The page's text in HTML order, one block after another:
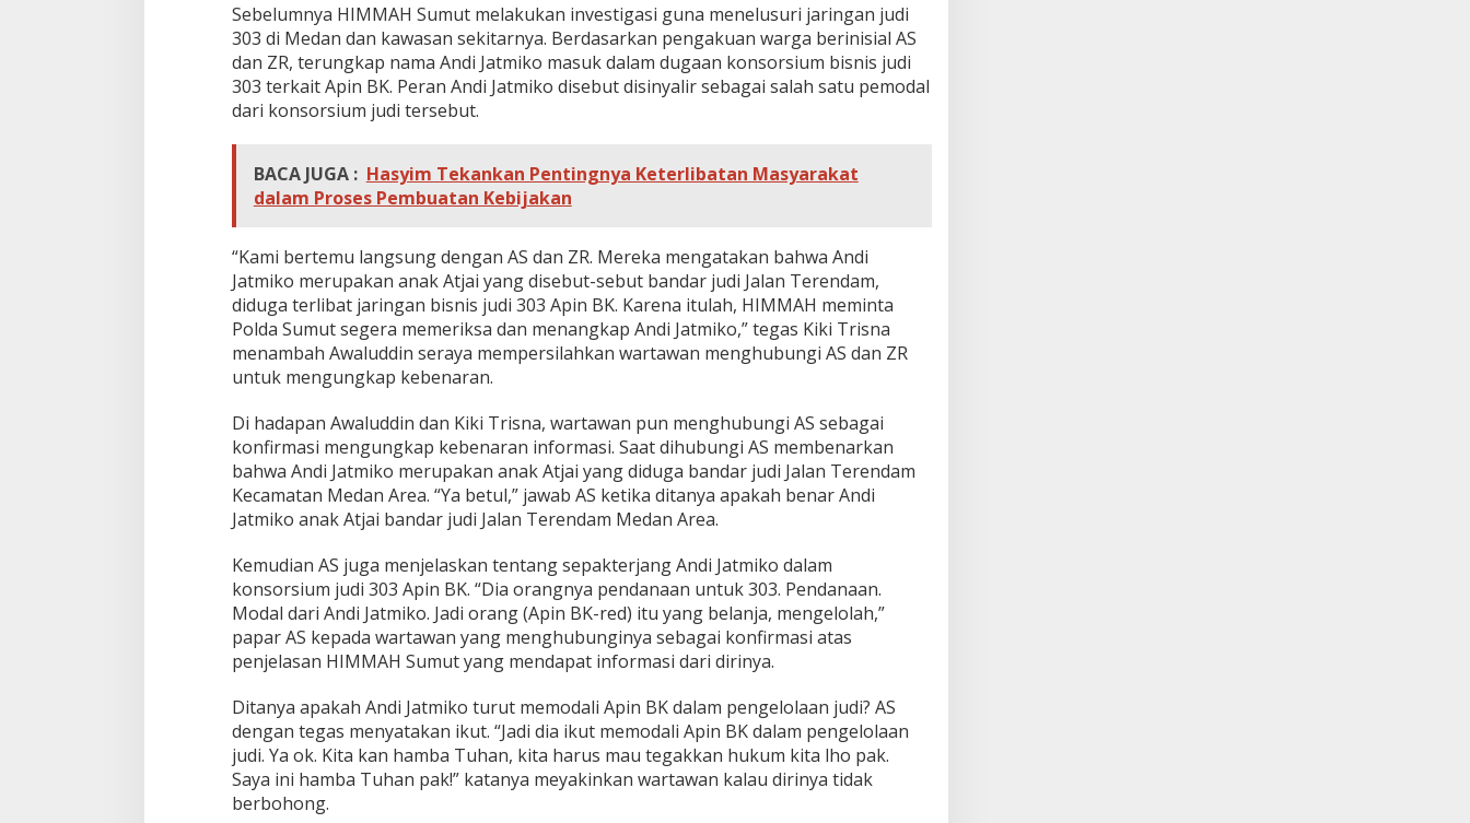
Sebelumnya HIMMAH Sumut melakukan investigasi guna menelusuri jaringan judi
303 di Medan dan kawasan sekitarnya. Berdasarkan pengakuan warga berinisial AS
dan ZR, terungkap nama Andi Jatmiko masuk dalam dugaan konsorsium bisnis judi
303 terkait Apin BK. Peran Andi Jatmiko disebut disinyalir sebagai salah satu pemodal
dari konsorsium judi tersebut.
BACA JUGA : Hasyim Tekankan Pentingnya Keterlibatan Masyarakat
dalam Proses Pembuatan Kebijakan
“Kami bertemu langsung dengan AS dan ZR. Mereka mengatakan bahwa Andi
Jatmiko merupakan anak Atjai yang disebut-sebut bandar judi Jalan Terendam,
diduga terlibat jaringan bisnis judi 303 Apin BK. Karena itulah, HIMMAH meminta
Polda Sumut segera memeriksa dan menangkap Andi Jatmiko,” tegas Kiki Trisna
menambah Awaluddin seraya mempersilahkan wartawan menghubungi AS dan ZR
untuk mengungkap kebenaran.
Di hadapan Awaluddin dan Kiki Trisna, wartawan pun menghubungi AS sebagai
konfirmasi mengungkap kebenaran informasi. Saat dihubungi AS membenarkan
bahwa Andi Jatmiko merupakan anak Atjai yang diduga bandar judi Jalan Terendam
Kecamatan Medan Area. “Ya betul,” jawab AS ketika ditanya apakah benar Andi
Jatmiko anak Atjai bandar judi Jalan Terendam Medan Area.
Kemudian AS juga menjelaskan tentang sepakterjang Andi Jatmiko dalam
konsorsium judi 303 Apin BK. “Dia orangnya pendanaan untuk 303. Pendanaan.
Modal dari Andi Jatmiko. Jadi orang (Apin BK-red) itu yang belanja, mengelolah,”
papar AS kepada wartawan yang menghubunginya sebagai konfirmasi atas
penjelasan HIMMAH Sumut yang mendapat informasi dari dirinya.
Ditanya apakah Andi Jatmiko turut memodali Apin BK dalam pengelolaan judi? AS
dengan tegas menyatakan ikut. “Jadi dia ikut memodali Apin BK dalam pengelolaan
judi. Ya ok. Kita kan hamba Tuhan, kita harus mau tegakkan hukum kita lho pak.
Saya ini hamba Tuhan pak!” katanya meyakinkan wartawan kalau dirinya tidak
berbohong.